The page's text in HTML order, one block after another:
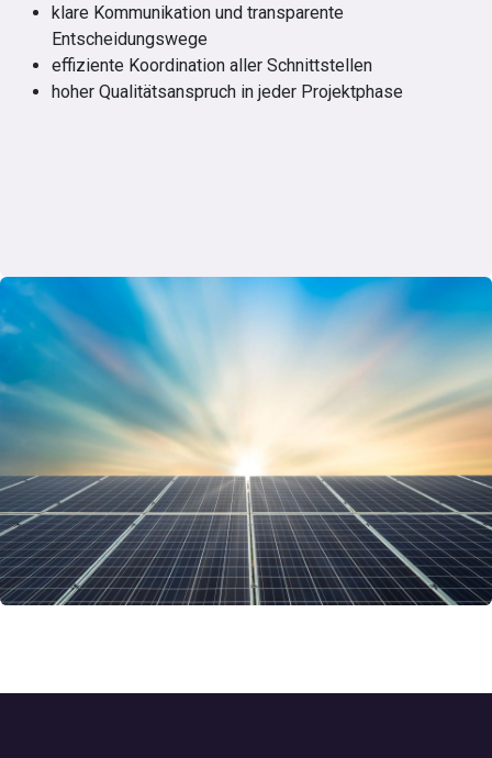
klare Kommunikation und transparente
Entscheidungswege
effiziente Koordination aller Schnittstellen
hoher Qualitätsanspruch in jeder Projektphase